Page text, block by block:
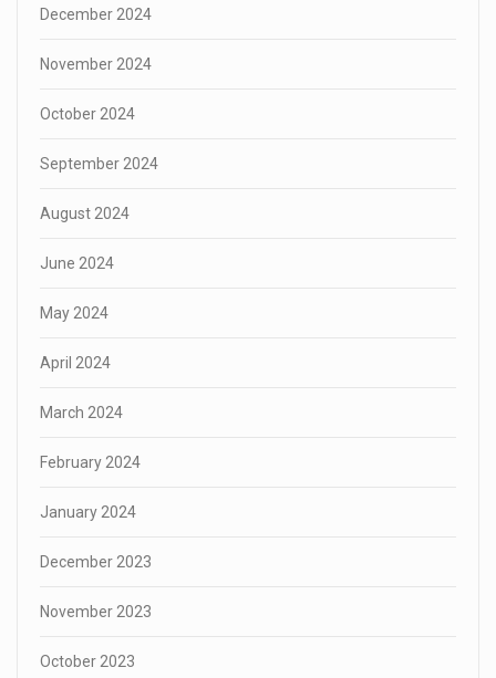
December 2024
November 2024
October 2024
September 2024
August 2024
June 2024
May 2024
April 2024
March 2024
February 2024
January 2024
December 2023
November 2023
October 2023